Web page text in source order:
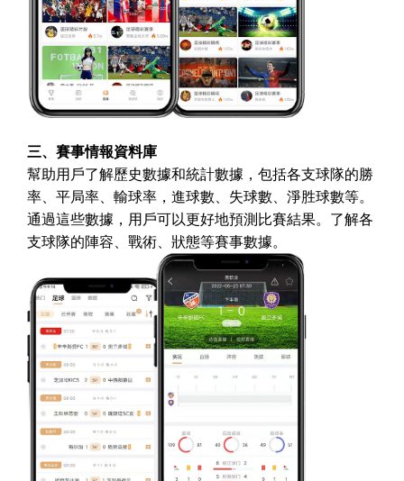
三、賽事情報資料庫
幫助用戶了解歷史數據和統計數據，包括各支球隊的勝
率、平局率、輸球率，進球數、失球數、淨胜球數等。
通過這些數據，用戶可以更好地預測比賽結果。了解各
支球隊的陣容、戰術、狀態等賽事數據。